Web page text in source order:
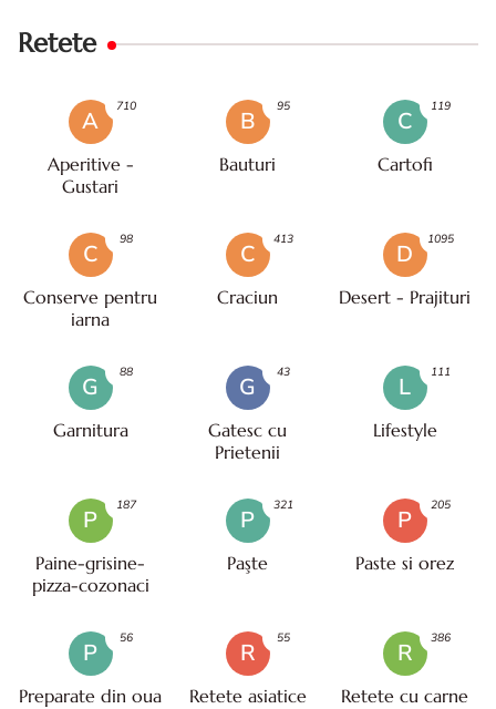
Retete
A
Aperitive -
Gustari
710
B
Bauturi
95
C
Cartofi
119
C
Conserve pentru
iarna
98
C
Craciun
413
D
Desert - Prajituri
1095
G
Garnitura
88
G
Gatesc cu
Prietenii
43
L
Lifestyle
111
P
Paine-grisine-
pizza-cozonaci
187
P
Paşte
321
P
Paste si orez
205
P
Preparate din oua
56
R
Retete asiatice
55
R
Retete cu carne
386